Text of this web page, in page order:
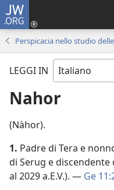
JW.ORG
Perspicacia nello studio
LEGGI IN
Nahor
(Nàhor).
1. Padre di Tera e
di Serug e discendente
al 2029 a.E.V.). — Ge